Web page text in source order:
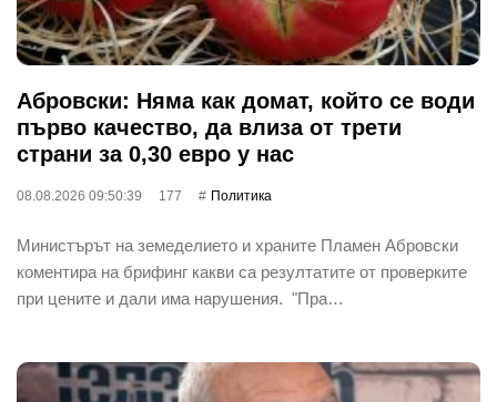
Абровски: Няма как домат, който се води
първо качество, да влиза от трети
страни за 0,30 евро у нас
08.08.2026 09:50:39 177 Политика
Министърът на земеделието и храните Пламен Абровски
коментира на брифинг какви са резултатите от проверките
при цените и дали има нарушения. "Пра…